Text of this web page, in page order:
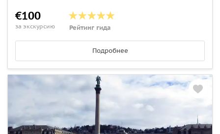
€100
за экскурсию Рейтинг гида
Подробнее